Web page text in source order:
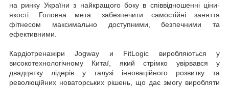
на ринку України з найкращого боку в співвідношенні ціни-
якості. Головна мета: забезпечити самостійні заняття
фітнесом максимально доступними, безпечними та
ефективними.
Кардіотренажіри Jogway и FitLogic виробляються у
високотехнологічному Китаї, який стрімко увірвався у
двадцятку лідерів у галузі інноваційного розвитку та
революційних новаторських рішень, що дає змогу виробляти